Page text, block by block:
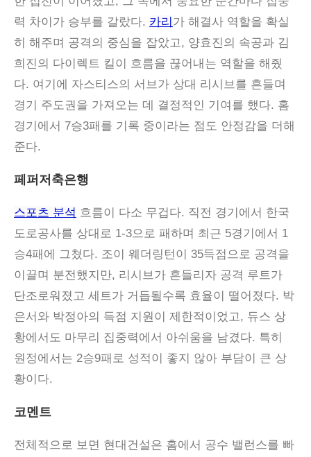
력 차이가 승부를 갈랐다. 카리 가 해결사 역할을 확실
히 해주며 공격의 중심을 잡았고, 양효진의 속공과 김
희진의 다이렉트 킬이 흐름을 끊어내는 역할을 해줬
다. 여기에 자스티스의 서브가 상대 리시브를 흔들며
경기 주도권을 가져오는 데 결정적인 기여를 했다. 홈
경기에서 7승3패를 기록 중이라는 점도 안정감을 더해
준다.
페퍼저축은행
스포츠 분석 흐름이 다소 무겁다. 직전 경기에서 한국
도로공사를 상대로 1-3으로 패하며 최근 5경기에서 1
승4패에 그쳤다. 조이 웨더링턴이 35득점으로 공격을
이끌며 분전했지만, 리시브가 흔들리자 공격 루트가
단조로워졌고 세트가 거듭될수록 효율이 떨어졌다. 박
은서와 박정아의 득점 지원이 제한적이었고, 듀스 상
황에서도 마무리 집중력에서 아쉬움을 남겼다. 특히
원정에서는 2승9패로 성적이 좋지 않아 부담이 큰 상
황이다.
코멘트
전체적으로 보면 현대건설은 홈에서 공수 밸런스를 빠